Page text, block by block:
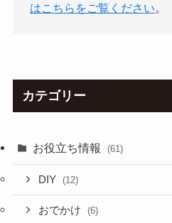
はこちらをご覧ください
カテゴリー
お役立ち情報 (61)
DIY (12)
おでかけ (6)